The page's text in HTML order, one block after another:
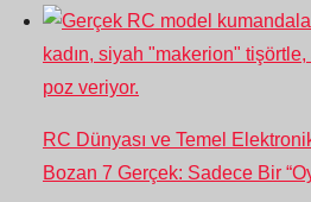
RC Dünyası ve Temel
Bozan 7 Gerçek: Sadece Bir